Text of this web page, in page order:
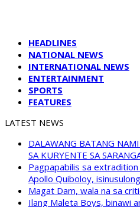
HEADLINES
NATIONAL NEWS
INTERNATIONAL NEWS
ENTERTAINMENT
SPORTS
FEATURES
LATEST NEWS
DALAWANG BATANG
SA KURYENTE SA
Pagpapabilis sa
Apollo Quiboloy,
Magat Dam, wala na sa
Ilang Maleta Boys, binawi